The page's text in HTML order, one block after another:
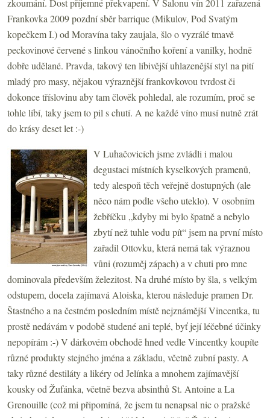
Frankovka 2009 pozdní sběr barrique (Mikulov, Pod Svatým
kopečkem I.) od Moravína taky zaujala, šlo o vyzrálé tmavě
peckovinové červené s linkou vánočního koření a vanilky, hodně
dobře udělané. Pravda, takový ten líbivější uhlazenější styl na pití
mladý pro masy, nějakou výraznější frankovkovou tvrdost či
dokonce tříslovinu aby tam člověk pohledal, ale rozumím, proč se
tohle líbí, taky jsem to pil s chutí. A ne každé víno musí nutně zrát
do krásy deset let :-)
V Luhačovicích jsme zvládli i malou
degustaci místních kyselkových pramenů,
tedy alespoň těch veřejně dostupných (ale
něco nám podle všeho uteklo). V osobním
žebříčku „kdyby mi bylo špatně a nebylo
zbytí než tuhle vodu pít“ jsem na první místo
zařadil Ottovku, která nemá tak výraznou
vůni (rozuměj zápach) a v chuti pro mne
dominovala především železitost. Na druhé místo by šla, s velkým
odstupem, docela zajímavá Aloiska, kterou následuje pramen Dr.
Štastného a na čestném posledním místě nejznámější Vincentka, tu
prostě nedávám v podobě studené ani teplé, byť její léčebné účinky
nepopírám :-) V dárkovém obchodě hned vedle Vincentky koupíte
různé produkty stejného jména a základu, včetně zubní pasty. A
taky různé destiláty a likéry od Jelínka a mnohem zajímavější
kousky od Žufánka, včetně bezva absinthů St. Antoine a La
Grenouille (což mi připomíná, že jsem tu nenapsal nic o pražské